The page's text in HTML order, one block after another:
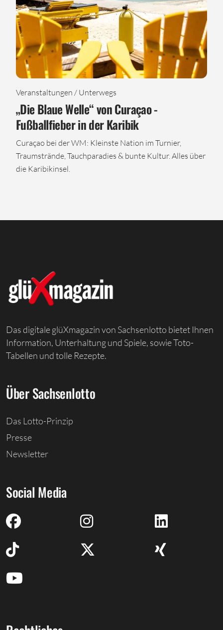
Veranstaltungen / Unterwegs
„Die Blaue Welle“ von Curaçao -
Fußballfieber in der Karibik
Curaçao bei der WM: Kleinste Nation im Turnier,
Traumstrände, Tauchparadies & bunte Kultur. Alles über
die Karibikinsel.
Das digitale glüXmagazin von Sachsenlotto bietet Ihnen
Information, Unterhaltung und Spiele, sowie Toto-
Tabellen und tolle Rezepte.
Über Sachsenlotto
Das Lotto-Prinzip
Presse
Newsletter
Social Media